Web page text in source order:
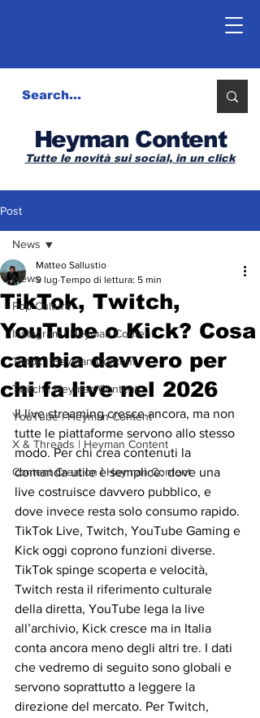
Heyman Content
Tutte le novità sui social, in un click
Post
News
Pop Culture
Instagram | Heyman Content
Tiktok | Heyman Content
Twitch | Heyman Content
YouTube | Heyman Content
X & Threads | Heyman Content
Content Creation | Heyman Content
News
TikTok, Twitch,
YouTube o Kick? Cosa
cambia davvero per
chi fa live nel 2026
Matteo Sallustio
9 lug Tempo di lettura: 5 min
Il live streaming cresce ancora, ma non
tutte le piattaforme servono allo stesso
modo. Per chi crea contenuti la
domanda utile è semplice: dove una
live costruisce davvero pubblico, e
dove invece resta solo consumo rapido.
TikTok Live, Twitch, YouTube Gaming e
Kick oggi coprono funzioni diverse.
TikTok spinge scoperta e velocità,
Twitch resta il riferimento culturale
della diretta, YouTube lega la live
all’archivio, Kick cresce ma in Italia
conta ancora meno degli altri tre. I dati
che vedremo di seguito sono globali e
servono soprattutto a leggere la
direzione del mercato. Per Twitch,